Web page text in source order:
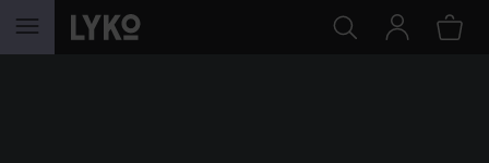
HOPPA TILL INNEHÅLLET